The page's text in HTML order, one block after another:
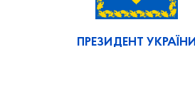
ПРЕЗИДЕНТ УКРАЇНИ